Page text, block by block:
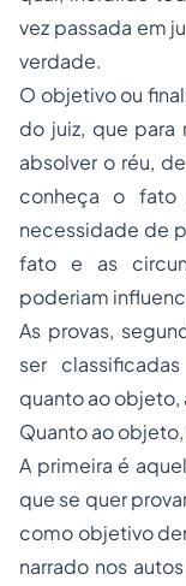
vez passada em
verdade.
O objetivo ou
do juiz, que para
absolver o réu,
conheça o fato
necessidade de
fato e as
poderiam
As provas,
ser
quanto ao objeto,
Quanto ao
A primeira é
que se quer
como objetivo
narrado nos